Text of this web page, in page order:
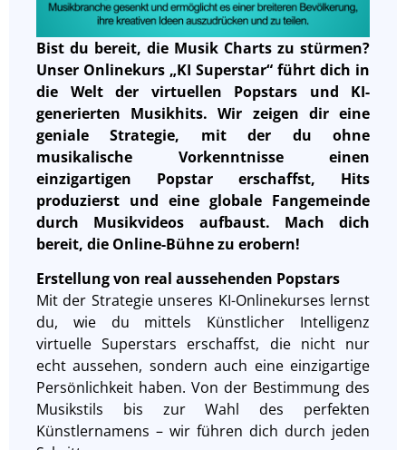
Bist du bereit, die Musik Charts zu stürmen?
Unser Onlinekurs „KI Superstar“ führt dich in
die Welt der virtuellen Popstars und KI-
generierten Musikhits. Wir zeigen dir eine
geniale Strategie, mit der du ohne
musikalische Vorkenntnisse einen
einzigartigen Popstar erschaffst, Hits
produzierst und eine globale Fangemeinde
durch Musikvideos aufbaust. Mach dich
bereit, die Online-Bühne zu erobern!
Erstellung von real aussehenden Popstars
Mit der Strategie unseres KI-Onlinekurses lernst
du, wie du mittels Künstlicher Intelligenz
virtuelle Superstars erschaffst, die nicht nur
echt aussehen, sondern auch eine einzigartige
Persönlichkeit haben. Von der Bestimmung des
Musikstils bis zur Wahl des perfekten
Künstlernamens – wir führen dich durch jeden